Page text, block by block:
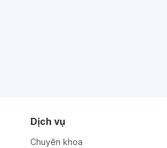
Dịch vụ
Chuyên khoa